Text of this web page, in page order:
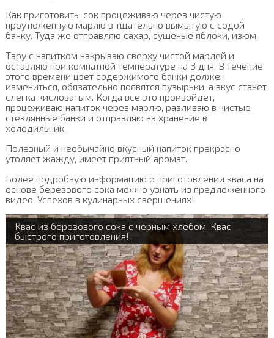
Как приготовить: сок процеживаю через чистую
проутюженную марлю в тщательно вымытую с содой
банку. Туда же отправляю сахар, сушеные яблоки, изюм.
Тару с напитком накрываю сверху чистой марлей и
оставляю при комнатной температуре на 3 дня. В течение
этого времени цвет содержимого банки должен
измениться, обязательно появятся пузырьки, а вкус станет
слегка кисловатым. Когда все это произойдет,
процеживаю напиток через марлю, разливаю в чистые
стеклянные банки и отправляю на хранение в
холодильник.
Полезный и необычайно вкусный напиток прекрасно
утоляет жажду, имеет приятный аромат.
Более подробную информацию о приготовлении кваса на
основе березового сока можно узнать из предложенного
видео. Успехов в кулинарных свершениях!
Квас из березового сока с черным хлебом. Квас
быстрого приготовления!